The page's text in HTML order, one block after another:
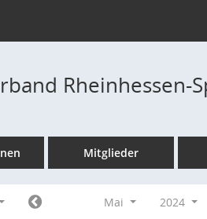
Rheinhessen-
Mitglieder
Mai 2024